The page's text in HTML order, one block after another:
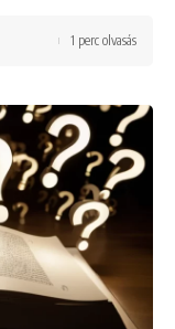
1 perc olvasás